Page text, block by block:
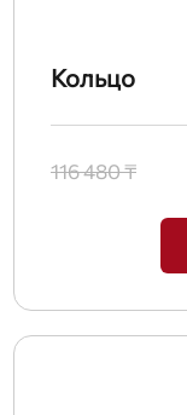
Кольцо
116 480 ₸